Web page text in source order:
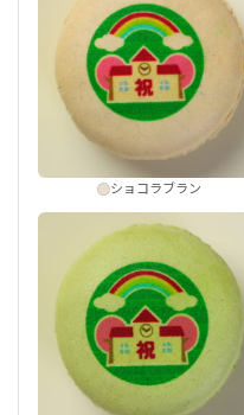
ショコラブラン